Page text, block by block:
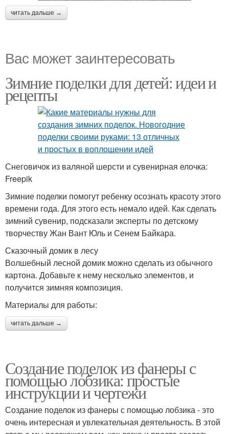
читать дальше →
Вас может заинтересовать
Зимние поделки для детей: идеи и
рецепты
Снеговичок из валяной шерсти и сувенирная елочка:
Freepik
Зимние поделки помогут ребенку осознать красоту этого
времени года. Для этого есть немало идей. Как сделать
зимний сувенир, подсказали эксперты по детскому
творчеству Жан Вант Юль и Сенем Байкара.
Сказочный домик в лесу
Волшебный лесной домик можно сделать из обычного
картона. Добавьте к нему несколько элементов, и
получится зимняя композиция.
Материалы для работы:
читать дальше →
Создание поделок из фанеры с
помощью лобзика: простые
инструкции и чертежи
Создание поделок из фанеры с помощью лобзика - это
очень интересная и увлекательная деятельность. В этой